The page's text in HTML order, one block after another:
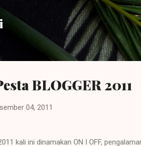
Langsung ke
BLOGGER 2011
04, 2011
kali ini dinamakan ON I OFF,